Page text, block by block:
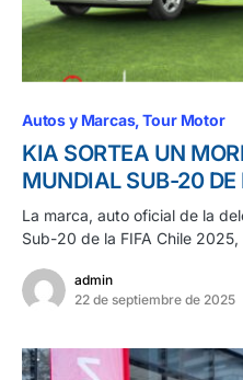
Autos y Marcas Tour Motor
KIA SORTEA UN
MUNDIAL SUB-20
La marca, auto oficial de la
Sub-20 de la FIFA Chile
admin
22 de septiembre de 2025